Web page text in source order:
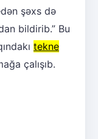
şəxs də
bildirib.” Bu
tekne
çalışıb.